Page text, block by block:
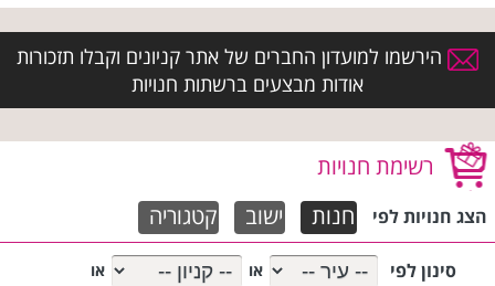
הירשמו למועדון החברים של אתר קניונים וקבלו תזכורות
אודות מבצעים ברשתות חנויות
רשימת חנויות
הצג חנויות לפי חנות ישוב קטגוריה
סינון לפי או או